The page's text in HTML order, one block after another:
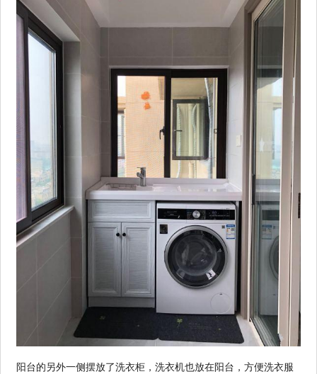
阳台的另外一侧摆放了洗衣柜，洗衣机也放在阳台，方便洗衣服